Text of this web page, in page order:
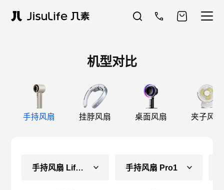
机型对比
手持风扇 挂脖风扇 桌面风扇 夹子风扇
手持风扇 Life8（长续航款） 手持风扇 Pro1